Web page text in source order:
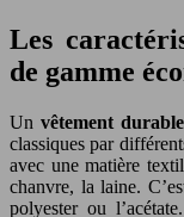
Les
de gamme
Un vêtement durable
classiques par
avec une matière
chanvre, la laine.
polyester ou